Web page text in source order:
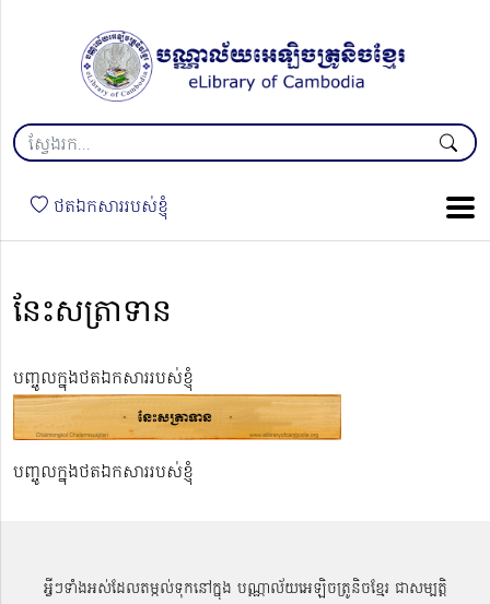
ថតឯកសាររបស់ខ្ញុំ
នែះសត្រាទាន
បញ្ចូលក្នុងថតឯកសាររបស់ខ្ញុំ
បញ្ចូលក្នុងថតឯកសាររបស់ខ្ញុំ
អ្វីៗទាំងអស់ដែលតម្កល់ទុកនៅក្នុង បណ្ណាល័យអេឡិចត្រូនិចខ្មែរ ជាសម្បតិ្ត